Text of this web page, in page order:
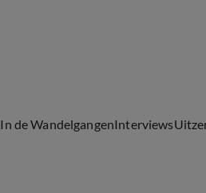
In de WandelgangenInterviews